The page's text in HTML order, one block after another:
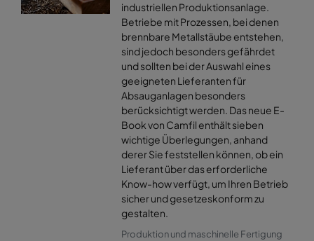
industriellen Produktionsanlage.
Betriebe mit Prozessen, bei denen
brennbare Metallstäube entstehen,
sind jedoch besonders gefährdet
und sollten bei der Auswahl eines
geeigneten Lieferanten für
Absauganlagen besonders
berücksichtigt werden. Das neue E-
Book von Camfil enthält sieben
wichtige Überlegungen, anhand
derer Sie feststellen können, ob ein
Lieferant über das erforderliche
Know-how verfügt, um Ihren Betrieb
sicher und gesetzeskonform zu
gestalten.
Produktion und maschinelle Fertigung